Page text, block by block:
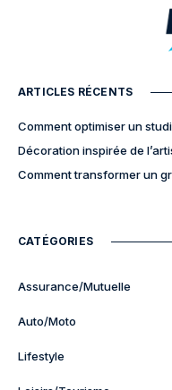
ARTICLES RÉCENTS
Comment optimiser un
Décoration inspirée de
Comment transformer un
CATÉGORIES
Assurance/Mutuelle
Auto/Moto
Lifestyle